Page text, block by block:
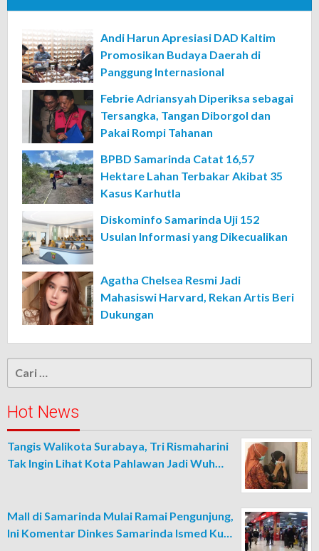
Andi Harun Apresiasi DAD Kaltim
Promosikan Budaya Daerah di
Panggung Internasional
Febrie Adriansyah Diperiksa sebagai
Tersangka, Tangan Diborgol dan
Pakai Rompi Tahanan
BPBD Samarinda Catat 16,57
Hektare Lahan Terbakar Akibat 35
Kasus Karhutla
Diskominfo Samarinda Uji 152
Usulan Informasi yang Dikecualikan
Agatha Chelsea Resmi Jadi
Mahasiswi Harvard, Rekan Artis Beri
Dukungan
Cari
untuk:
Hot News
Tangis Walikota Surabaya, Tri Rismaharini
Tak Ingin Lihat Kota Pahlawan Jadi Wuh…
Mall di Samarinda Mulai Ramai Pengunjung,
Ini Komentar Dinkes Samarinda Ismed Ku…